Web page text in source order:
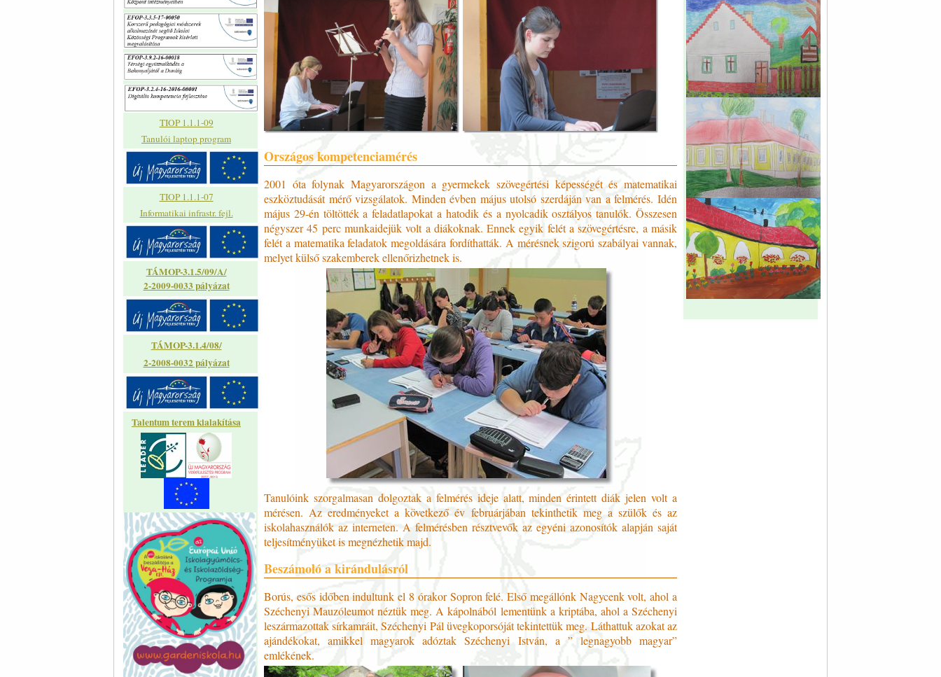
TIOP 1.1.1-09
Tanulói laptop program
TIOP 1.1.1-07
Informatikai infrastr. fejl.
TÁMOP-3.1.5/09/A/
2-2009-0033 pályázat
TÁMOP-3.1.4/08/
2-2008-0032 pályázat
Talentum terem kialakítása
Országos kompetenciamérés
2001 óta folynak Magyarországon a gyermekek szövegértési képességét és matematikai
eszköztudását mérő vizsgálatok. Minden évben május utolsó szerdáján van a felmérés. Idén
május 29-én töltötték a feladatlapokat a hatodik és a nyolcadik osztályos tanulók. Összesen
négyszer 45 perc munkaidejük volt a diákoknak. Ennek egyik felét a szövegértésre, a másik
felét a matematika feladatok megoldására fordíthatták. A mérésnek szigorú szabályai vannak,
melyet külső szakemberek ellenőrizhetnek is.
Tanulóink szorgalmasan dolgoztak a felmérés ideje alatt, minden érintett diák jelen volt a
mérésen. Az eredményeket a következő év februárjában tekinthetik meg a szülők és az
iskolahasználók az interneten. A felmérésben résztvevők az egyéni azonosítók alapján saját
teljesítményüket is megnézhetik majd.
Beszámoló a kirándulásról
Borús, esős időben indultunk el 8 órakor Sopron felé. Első megállónk Nagycenk volt, ahol a
Széchenyi Mauzóleumot néztük meg. A kápolnából lementünk a kriptába, ahol a Széchenyi
leszármazottak sírkamráit, Széchenyi Pál üvegkoporsóját tekintettük meg. Láthattuk azokat az
ajándékokat, amikkel magyarok adóztak Széchenyi István, a ” legnagyobb magyar”
emlékének.